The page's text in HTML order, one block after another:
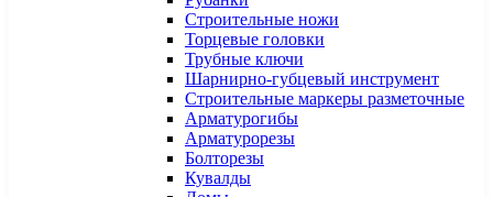
Строительные ножи
Торцевые головки
Трубные ключи
Шарнирно-губцевый инструмент
Строительные маркеры разметочные
Арматурогибы
Арматурорезы
Болторезы
Кувалды